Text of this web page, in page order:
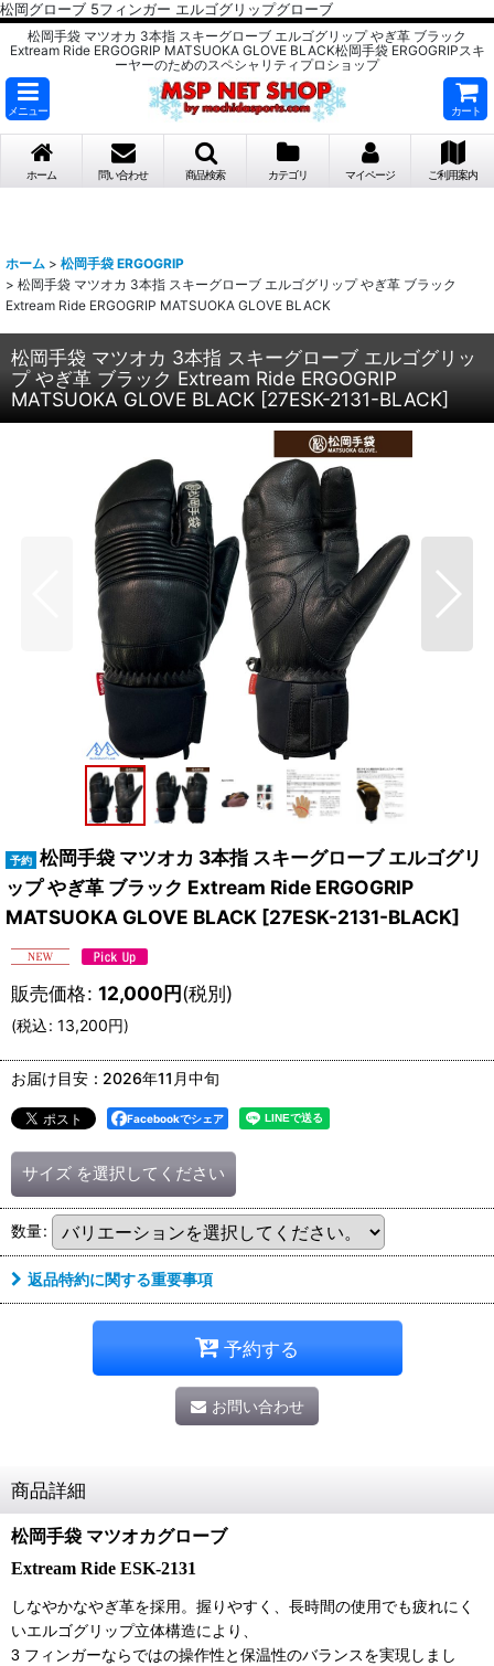
松岡グローブ 5フィンガー エルゴグリップグローブ
松岡手袋 マツオカ 3本指 スキーグローブ エルゴグリップ やぎ革 ブラック
Extream Ride ERGOGRIP MATSUOKA GLOVE BLACK松岡手袋 ERGOGRIPスキ
ーヤーのためのスペシャリティプロショップ
メニュー カート
ホーム 問い合わせ 商品検索 カテゴリ マイページ ご利用案内
ホーム > 松岡手袋 ERGOGRIP
> 松岡手袋 マツオカ 3本指 スキーグローブ エルゴグリップ やぎ革 ブラック
Extream Ride ERGOGRIP MATSUOKA GLOVE BLACK
松岡手袋 マツオカ 3本指 スキーグローブ エルゴグリッ
プ やぎ革 ブラック Extream Ride ERGOGRIP
MATSUOKA GLOVE BLACK [27ESK-2131-BLACK]
松岡手袋 マツオカ 3本指 スキーグローブ エルゴグリ
ップ やぎ革 ブラック Extream Ride ERGOGRIP
MATSUOKA GLOVE BLACK [27ESK-2131-BLACK]
販売価格: 12,000円(税別)
(税込: 13,200円)
お届け目安 : 2026年11月中旬
Facebookでシェア
サイズ を選択してください
数量:
返品特約に関する重要事項
予約する
お問い合わせ
商品詳細
松岡手袋 マツオカグローブ
Extream Ride ESK-2131
しなやかなやぎ革を採用。握りやすく、長時間の使用でも疲れにく
いエルゴグリップ立体構造により、
3 フィンガーならではの操作性と保温性のバランスを実現しまし